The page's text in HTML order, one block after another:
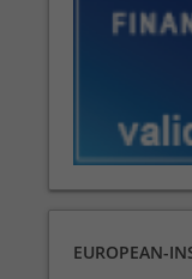
EUROPEAN-